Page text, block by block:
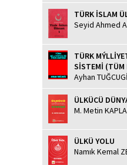
TÜRK İSLAM
Seyid Ahmed
TÜRK
SİSTEMİ (TÜM
Ayhan
ÜLKÜCÜ
M. Metin
ÜLKÜ YOLU
Namık Kemal